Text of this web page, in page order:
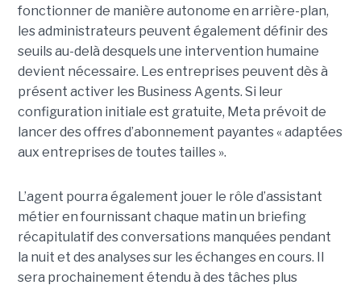
fonctionner de manière autonome en arrière-plan,
les administrateurs peuvent également définir des
seuils au-delà desquels une intervention humaine
devient nécessaire. Les entreprises peuvent dès à
présent activer les Business Agents. Si leur
configuration initiale est gratuite, Meta prévoit de
lancer des offres d’abonnement payantes « adaptées
aux entreprises de toutes tailles ».
L’agent pourra également jouer le rôle d’assistant
métier en fournissant chaque matin un briefing
récapitulatif des conversations manquées pendant
la nuit et des analyses sur les échanges en cours. Il
sera prochainement étendu à des tâches plus